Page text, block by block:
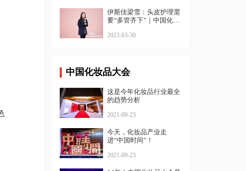
伊斯佳梁雪：头皮护理需
要“多管齐下”｜中国化妆
2023-03-30
中国化妆品大会
这是今年化妆品行业最全
的趋势分析
2021-09-23
今天，化妆品产业走
进“中国时间”！
2021-09-23